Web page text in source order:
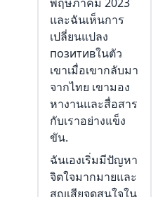
พฤษภาคม 2023
และฉันเห็นการ
เปลี่ยนแปลง
позитивในตัว
เขาเมื่อเขากลับมา
จากไทย เขามอง
หางานและสื่อสาร
กับเราอย่างแข็ง
ขัน.
ฉันเองเริ่มมีปัญหา
จิตใจมากมายและ
สูญเสียจุดสนใจใน